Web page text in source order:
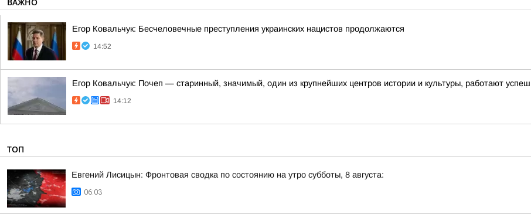
Егор Ковальчук: Бесчеловечные преступления украинских нацистов продолжаются
14:52
Егор Ковальчук: Почеп — старинный, значимый, один из крупнейших центров истории и культуры, работают
14:12
ТОП
Евгений Лисицын: Фронтовая сводка по состоянию на утро субботы, 8 августа:
06:03